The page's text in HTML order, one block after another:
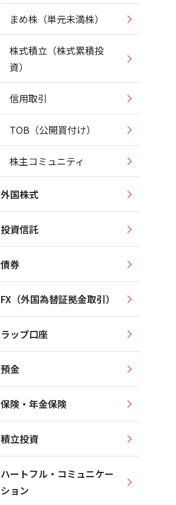
まめ株（単元未満株）
株式積立（株式累積投
資）
信用取引
TOB（公開買付け）
株主コミュニティ
外国株式
投資信託
債券
FX（外国為替証拠金取引）
ラップ口座
預金
保険・年金保険
積立投資
ハートフル・コミュニケー
ション